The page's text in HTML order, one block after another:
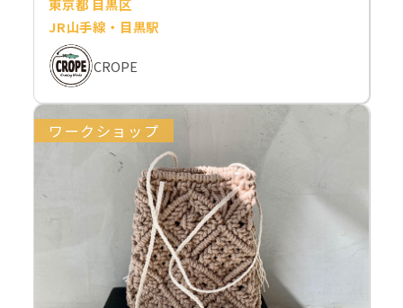
東京都 目黒区
JR山手線・目黒駅
CROPE
ワークショップ